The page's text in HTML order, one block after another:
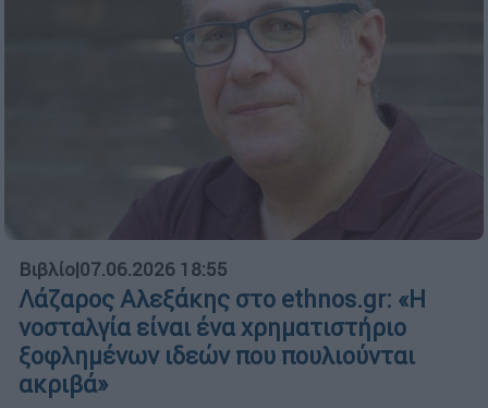
Βιβλίο|07.06.2026 18:55
Λάζαρος Αλεξάκης στο ethnos.gr: «Η
νοσταλγία είναι ένα χρηματιστήριο
ξοφλημένων ιδεών που πουλιούνται
ακριβά»